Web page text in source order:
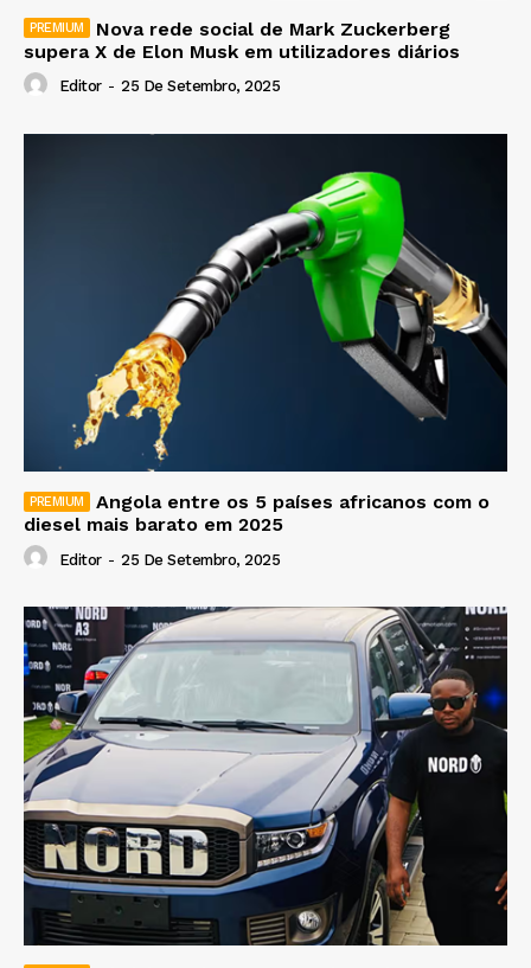
Nova rede social de Mark Zuckerberg
supera X de Elon Musk em utilizadores diários
Editor - 25 De Setembro, 2025
Angola entre os 5 países africanos com o
diesel mais barato em 2025
Editor - 25 De Setembro, 2025